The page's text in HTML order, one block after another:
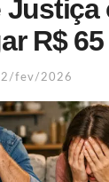
Justiça
R$
fev/2026